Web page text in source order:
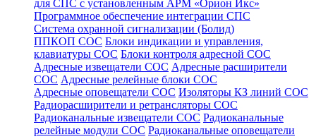
для СПС с установленным АРМ «Орион Икс»
Программное обеспечение интеграции СПС
Система охранной сигнализации (Болид)
ППКОП СОС Блоки индикации и управления,
клавиатуры СОС Блоки контроля адресной СОС
Адресные извещатели СОС Адресные расширители
СОС Адресные релейные блоки СОС
Адресные оповещатели СОС Изоляторы КЗ линий СОС
Радиорасширители и ретрансляторы СОС
Радиоканальные извещатели СОС Радиоканальные
релейные модули СОС Радиоканальные оповещатели